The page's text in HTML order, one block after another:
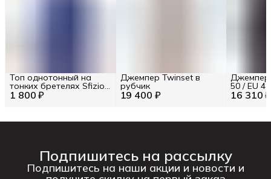
1 800 ₽
Топ однотонный на
тонких бретелях Sfizio
RU 44 / EU 38 / S 19 400 ₽
Джемпер Twinset в
рубчик
16 310 ₽
Джемпер
50 / EU
Подпишитесь на рассылку
Подпишитесь на наши акции и новости и